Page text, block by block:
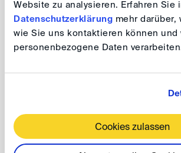
Website zu analysieren. Erfahren Sie
Datenschutzerklärung mehr darüber,
wie Sie uns kontaktieren können und
personenbezogene Daten
Cookies zulassen
2013 Studio Associato Legance
Schiedsgerichtliche Erfahrung
Sekretärin des Einzelschiedsrichters,
Bereich Gesellschaftsrecht] Als
Ingesamt 10 Verfahren, ICC und ad